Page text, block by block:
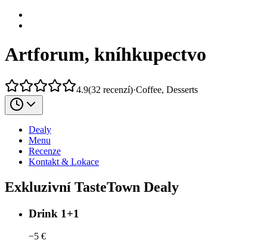
Artforum, kníhkupectvo
4.9(32 recenzí)·Coffee, Desserts
Dealy
Menu
Recenze
Kontakt & Lokace
Exkluzivní TasteTown Dealy
Drink 1+1
−5 €